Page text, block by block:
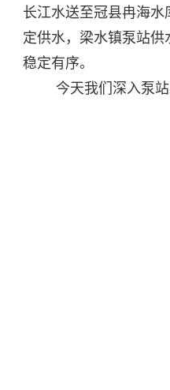
长江水送至冠县冉海
定供水，梁水镇泵站
稳定有序。
今天我们深入泵